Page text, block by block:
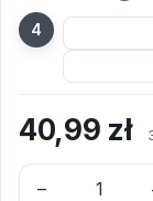
40,99 zł
–